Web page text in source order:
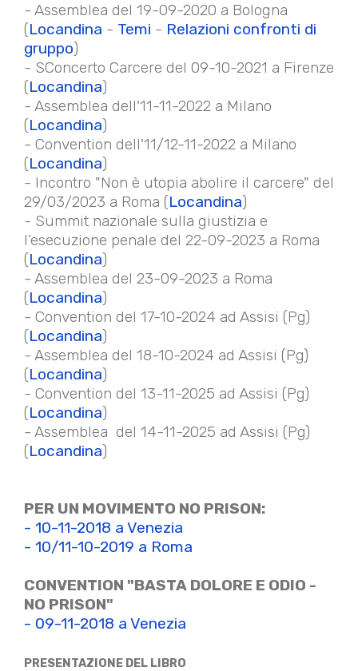
- Assemblea del 19-09-2020 a Bologna
(Locandina - Temi - Relazioni confronti di
gruppo)
- SConcerto Carcere del 09-10-2021 a Firenze
(Locandina)
- Assemblea dell'11-11-2022 a Milano
(Locandina)
- Convention dell'11/12-11-2022 a Milano
(Locandina)
- Incontro "Non è utopia abolire il carcere" del
29/03/2023 a Roma (Locandina)
- Summit nazionale sulla giustizia e
l’esecuzione penale del 22-09-2023 a Roma
(Locandina)
- Assemblea del 23-09-2023 a Roma
(Locandina)
- Convention del 17-10-2024 ad Assisi (Pg)
(Locandina)
- Assemblea del 18-10-2024 ad Assisi (Pg)
(Locandina)
- Convention del 13-11-2025 ad Assisi (Pg)
(Locandina)
- Assemblea del 14-11-2025 ad Assisi (Pg)
(Locandina)
PER UN MOVIMENTO NO PRISON:
- 10-11-2018 a Venezia
- 10/11-10-2019 a Roma
CONVENTION "BASTA DOLORE E ODIO -
NO PRISON"
- 09-11-2018 a Venezia
PRESENTAZIONE DEL LIBRO